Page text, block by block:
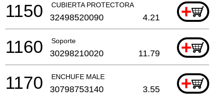
CUBIERTA PROTECTORA +
1150 32498520090 4.21
Soporte +
1160 30298210020 11.79
ENCHUFE MALE +
1170 30798753140 3.55